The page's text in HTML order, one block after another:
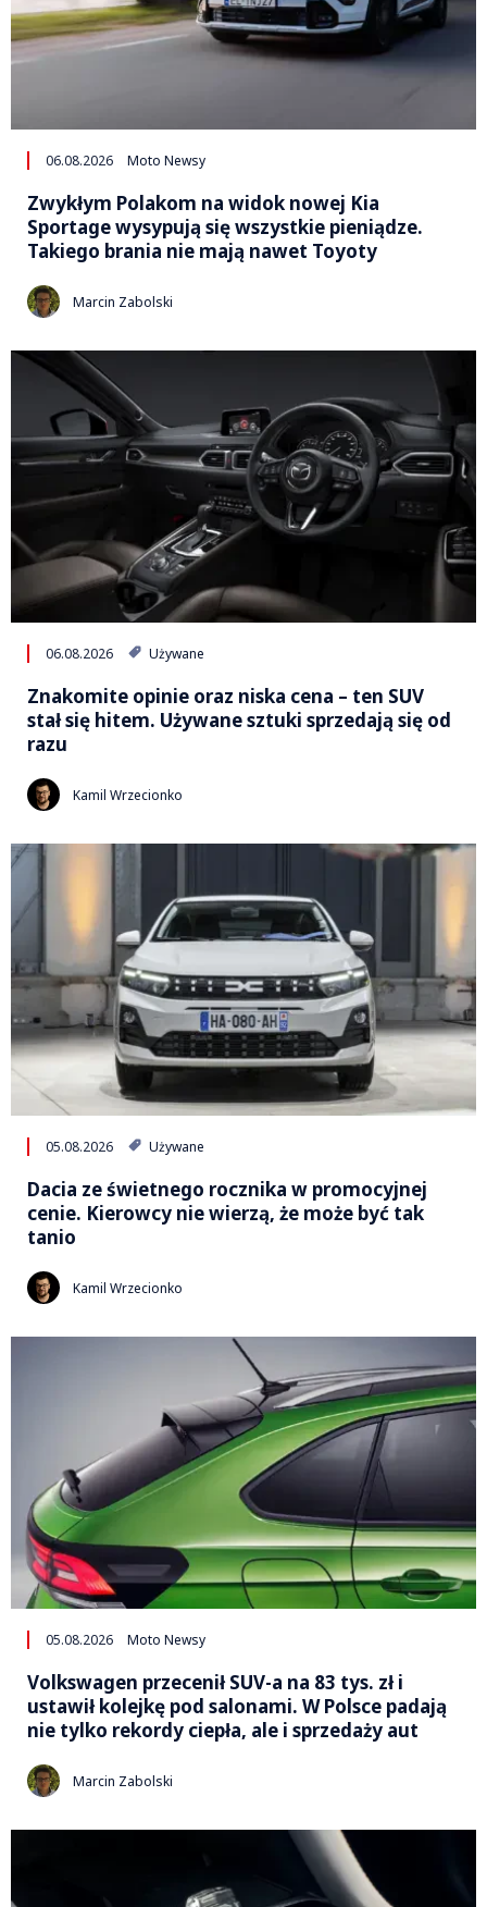
06.08.2026 Moto Newsy
Zwykłym Polakom na widok nowej Kia
Sportage wysypują się wszystkie pieniądze.
Takiego brania nie mają nawet Toyoty
Marcin Zabolski
06.08.2026 Używane
Znakomite opinie oraz niska cena – ten SUV
stał się hitem. Używane sztuki sprzedają się od
razu
Kamil Wrzecionko
05.08.2026 Używane
Dacia ze świetnego rocznika w promocyjnej
cenie. Kierowcy nie wierzą, że może być tak
tanio
Kamil Wrzecionko
05.08.2026 Moto Newsy
Volkswagen przecenił SUV-a na 83 tys. zł i
ustawił kolejkę pod salonami. W Polsce padają
nie tylko rekordy ciepła, ale i sprzedaży aut
Marcin Zabolski